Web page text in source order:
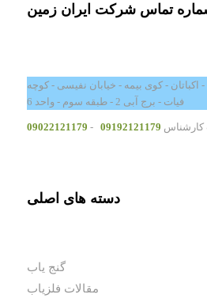
تماس شرکت ایران زمین
- کوی بیمه - خیابان نفیسی - کوچه
فیات - برج آبی 2 - طبقه سوم - واحد 6
09192121179
-
09022121179
دسته های اصلی
گنج یاب
مقالات فلزیاب